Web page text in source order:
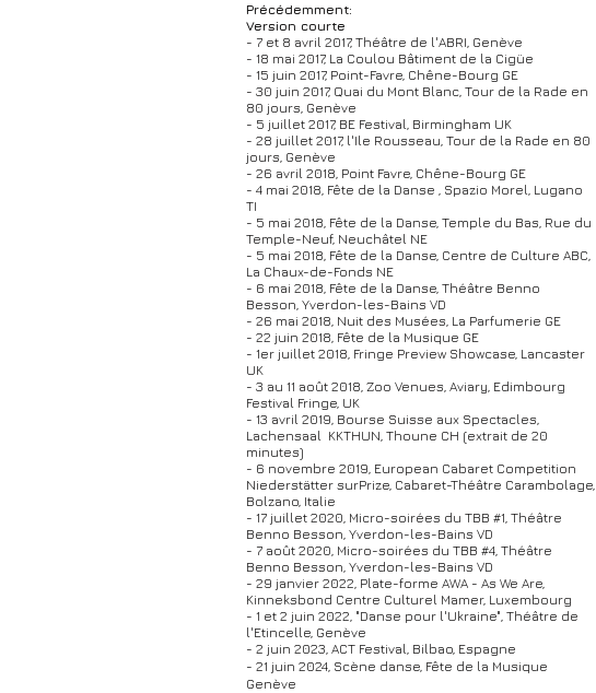
Précédemment:
Version courte
- 7 et 8 avril 2017, Théâtre de l'ABRI, Genève
- 18 mai 2017, La Coulou Bâtiment de la Cigüe
- 15 juin 2017, Point-Favre, Chêne-Bourg GE
- 30 juin 2017, Quai du Mont Blanc, Tour de la Rade en
80 jours, Genève
- 5 juillet 2017, BE Festival, Birmingham UK
- 28 juillet 2017, l'Ile Rousseau, Tour de la Rade en 80
jours, Genève
- 26 avril 2018, Point Favre, Chêne-Bourg GE
- 4 mai 2018, Fête de la Danse , Spazio Morel, Lugano
TI
- 5 mai 2018, Fête de la Danse, Temple du Bas, Rue du
Temple-Neuf, Neuchâtel NE
- 5 mai 2018, Fête de la Danse, Centre de Culture ABC,
La Chaux-de-Fonds NE
- 6 mai 2018, Fête de la Danse, Théâtre Benno
Besson, Yverdon-les-Bains VD
- 26 mai 2018, Nuit des Musées, La Parfumerie GE
- 22 juin 2018, Fête de la Musique GE
- 1er juillet 2018, Fringe Preview Showcase, Lancaster
UK
- 3 au 11 août 2018, Zoo Venues, Aviary, Edimbourg
Festival Fringe, UK
- 13 avril 2019, Bourse Suisse aux Spectacles,
Lachensaal KKTHUN, Thoune CH (extrait de 20
minutes)
- 6 novembre 2019, European Cabaret Competition
Niederstätter surPrize, Cabaret-Théâtre Carambolage,
Bolzano, Italie
- 17 juillet 2020, Micro-soirées du TBB #1, Théâtre
Benno Besson, Yverdon-les-Bains VD
- 7 août 2020, Micro-soirées du TBB #4, Théâtre
Benno Besson, Yverdon-les-Bains VD
- 29 janvier 2022, Plate-forme AWA - As We Are,
Kinneksbond Centre Culturel Mamer, Luxembourg
- 1 et 2 juin 2022, "Danse pour l'Ukraine", Théâtre de
l'Etincelle, Genève
- 2 juin 2023, ACT Festival, Bilbao, Espagne
- 21 juin 2024, Scène danse, Fête de la Musique
Genève